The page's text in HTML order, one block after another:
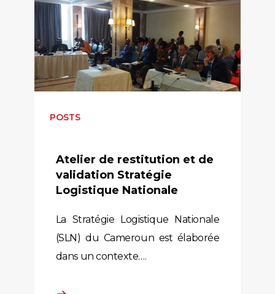
POSTS
Atelier de restitution et de
validation Stratégie
Logistique Nationale
La Stratégie Logistique Nationale
(SLN) du Cameroun est élaborée
dans un contexte….